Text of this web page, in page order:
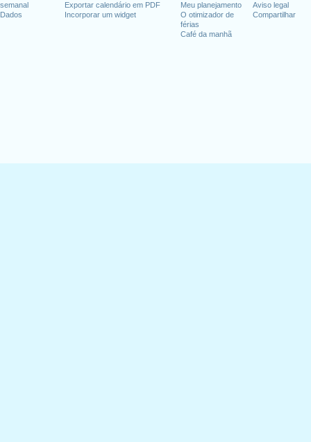
semanal
Dados
Exportar calendário em PDF
Incorporar um widget
Meu planejamento
O otimizador de
férias
Café da manhã
Aviso legal
Compartilhar